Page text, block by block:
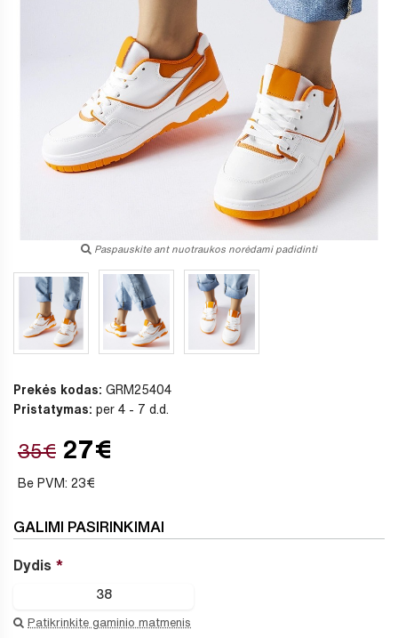
Paspauskite ant nuotraukos norėdami padidinti
Prekės kodas: GRM25404
Pristatymas: per 4 - 7 d.d.
35€ 27€
Be PVM: 23€
GALIMI PASIRINKIMAI
Dydis
38
Patikrinkite gaminio matmenis